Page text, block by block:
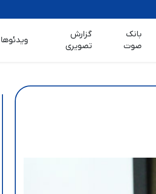
بانک
صوت
گزارش
تصویری
ویدئوها